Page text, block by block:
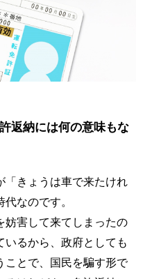
返納には何の意味もな
「きょうは車で来たけれ
なのです。
妨害して来てしまったの
いるから、政府としても
ことで、国民を騙す形で